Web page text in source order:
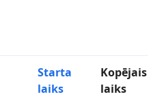
Starta
laiks
Kopējais
laiks